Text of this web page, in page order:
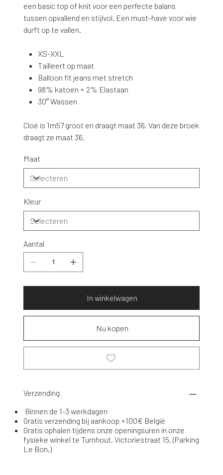
een basic top of knit voor een perfecte balans
tussen opvallend en stijlvol. Een must-have voor wie
durft op te vallen.
XS-XXL
Tailleert op maat
Balloon fit jeans met stretch
98% katoen + 2% Elastaan
30° Wassen
Cloë is 1m57 groot en draagt maat 36. Van deze broek
draagt ze maat 36.
Maat
Kleur
Aantal
In winkelwagen
Nu kopen
Verzending
Binnen de 1-3 werkdagen
Gratis verzending bij aankoop +100€ België
Gratis ophalen tijdens onze openingsuren in onze
fysieke winkel te Turnhout, Victoriestraat 15. (Parking
Le Bon.)